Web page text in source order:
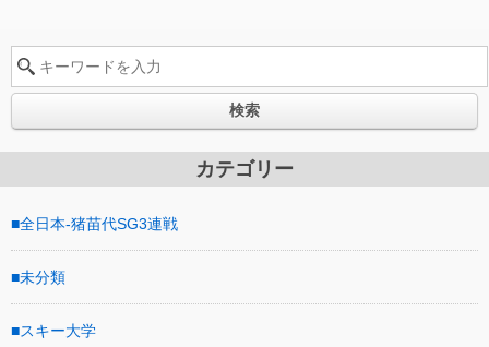
検索
カテゴリー
全日本-猪苗代SG3連戦
未分類
スキー大学